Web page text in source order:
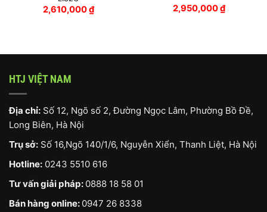
2,610,000₫ 2,950,000₫
HTJ VIỆT NAM
Địa chỉ: Số 12, Ngõ số 2, Đường Ngọc Lâm, Phường Bồ Đề,
Long Biên, Hà Nội
Trụ sở: Số 16,Ngõ 140/1/6, Nguyễn Xiển, Thanh Liệt, Hà Nội
Hotline: 0243 5510 616
Tư vấn giải pháp: 0888 18 58 01
Bán hàng online: 0947 26 8338